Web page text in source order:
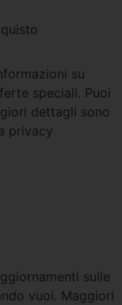
su
speciali. Puoi
dettagli sono
privacy
sulle
vuoi. Maggiori